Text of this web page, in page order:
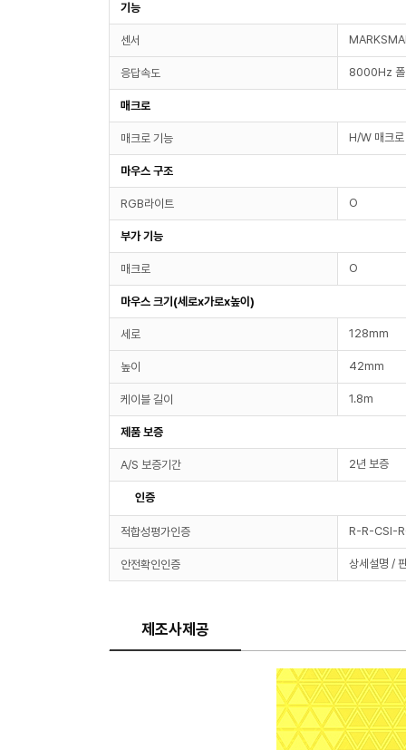
기능
센서
응답속도 8000Hz 폴
매크로
매크로 기능 H/W 매크로
마우스 구조
RGB라이트 O
부가 기능
매크로 O
마우스 크기(세로x가로x높이)
세로 128mm
높이 42mm
케이블 길이 1.8m
제품 보증
A/S 보증기간 2년 보증
인증
적합성평가인증 R-R-CSI-
안전확인인증 상세설명 /
제조사제공